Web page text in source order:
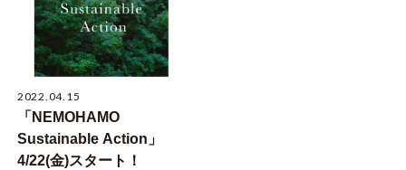
2022.04.15
「NEMOHAMO
Sustainable Action」
4/22(金)スタート！